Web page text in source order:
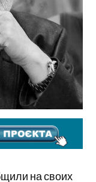
на своих